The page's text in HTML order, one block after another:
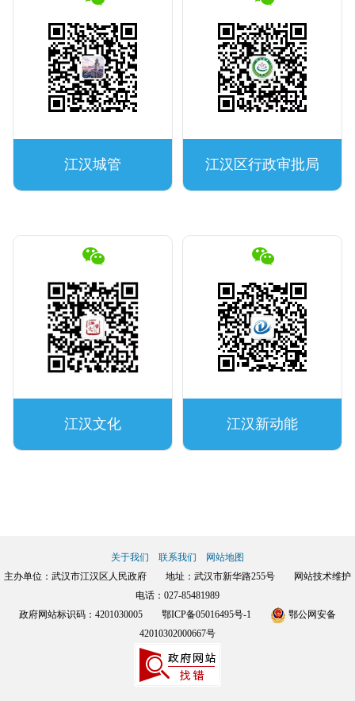
江汉城管 江汉区行政审批局
江汉文化 江汉新动能
关于我们 联系我们
网站地图
主办单位：武汉市江汉区人民政府 地址：武汉市新华路255号 网站技术维护
电话：027-85481989
政府网站标识码：4201030005 鄂ICP备05016495号-1
鄂公网安备
42010302000667号